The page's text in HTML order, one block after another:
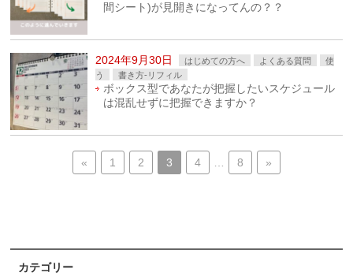
間シート)が見開きになってんの？？
2024年9月30日 はじめての方へ よくある質問
使
う
書き方-リフィル
ボックス型であなたが把握したいスケジュール
は混乱せずに把握できますか？
« 1 2 3 4 8 »
カテゴリー